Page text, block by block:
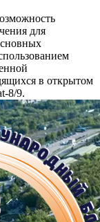
для
в открытом
8/9.